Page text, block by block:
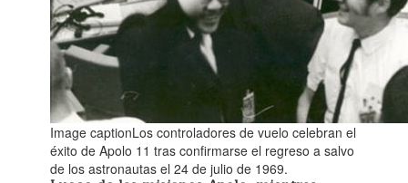
Image captionLos controladores de vuelo celebran el
éxito de Apolo 11 tras confirmarse el regreso a salvo
de los astronautas el 24 de julio de 1969.